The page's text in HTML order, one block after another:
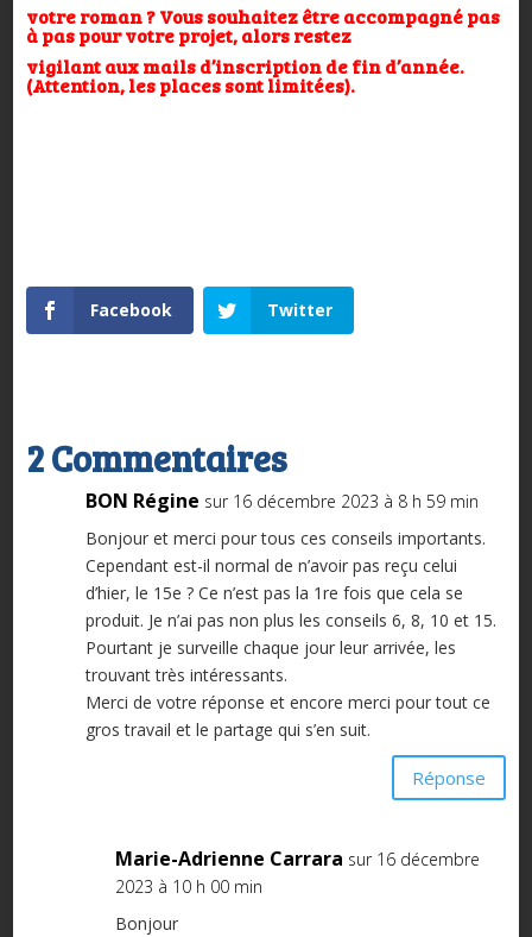
votre roman ? Vous souhaitez être accompagné pas
à pas pour votre projet, alors restez
vigilant aux mails d’inscription de fin d’année.
(Attention, les places sont limitées).
Facebook Twitter
2 Commentaires
BON Régine sur 16 décembre 2023 à 8 h 59 min
Bonjour et merci pour tous ces conseils importants.
Cependant est-il normal de n’avoir pas reçu celui
d’hier, le 15e ? Ce n’est pas la 1re fois que cela se
produit. Je n’ai pas non plus les conseils 6, 8, 10 et 15.
Pourtant je surveille chaque jour leur arrivée, les
trouvant très intéressants.
Merci de votre réponse et encore merci pour tout ce
gros travail et le partage qui s’en suit.
Réponse
Marie-Adrienne Carrara sur 16 décembre
2023 à 10 h 00 min
Bonjour